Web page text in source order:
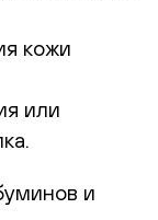
кожи
или
и